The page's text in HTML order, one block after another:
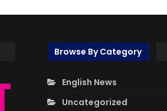
Browse By Category
English News
Uncategorized